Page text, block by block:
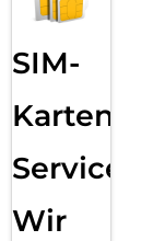
SIM-
Karten
Service:
Wir